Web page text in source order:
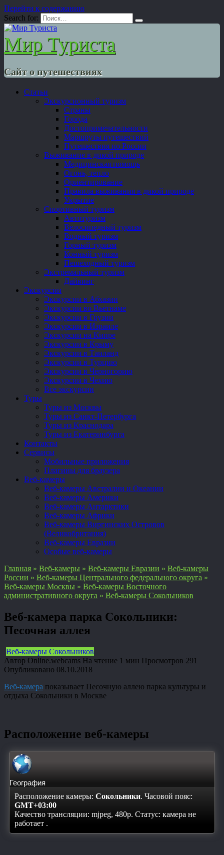
Перейти к содержанию
Search for:
Мир Туриста
Сайт о путешествиях
Статьи
Экскурсионный туризм
Страны
Города
Достопримечательности
Маршруты путешествий
Путешествия по России
Выживание в дикой природе
Медицинская помощь
Огонь, тепло
Ориентирование
Правила выживания в дикой природе
Укрытие
Спортивный туризм
Автотуризм
Велосипедный туризм
Водный туризм
Горный туризм
Конный туризм
Пешеходный туризм
Экстремальный туризм
Дайвинг
Экскурсии
Экскурсии в Абхазии
Экскурсии во Вьетнаме
Экскурсии в Грузии
Экскурсии в Израиле
Экскурсии на Кипре
Экскурсии в Крыму
Экскурсии в Таиланд
Экскурсии в Турцию
Экскурсии в Черногорию
Экскурсии в Чехию
Все экскурсии
Туры
Туры из Москвы
Туры из Санкт-Петербурга
Туры из Краснодара
Туры из Екатеринбурга
Контакты
Сервисы
Мобильные приложения
Плагины для браузера
Веб-камеры
Веб-камеры Австралии и Океании
Веб-камеры Америки
Веб-камеры Антарктики
Веб-камеры Африки
Веб-камеры Виргинских Островов
(Великобритания)
Веб-камеры Евразии
Особые веб-камеры
Главная » Веб-камеры » Веб-камеры Евразии » Веб-камеры
России » Веб-камеры Центрального федерального округа »
Веб-камеры Москвы » Веб-камеры Восточного
административного округа » Веб-камеры Сокольников
Веб-камера парка Сокольники:
Песочная аллея
Веб-камеры Сокольников
Автор Online.webcams На чтение 1 мин Просмотров 291
Опубликовано 08.10.2018
Веб-камера показывает Песочную аллею парка культуры и
отдыха Сокольники в Москве
Расположение веб-камеры
География
Расположение камеры: Сокольники. Часовой пояс:
GMT+03:00
Качество трансляции: mjpeg, 480p. Статус: камера не
работает .